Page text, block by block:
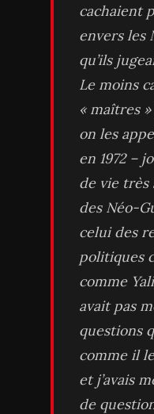
cachaient
envers les
qu’ils
Le moins
« maîtres
on les
en 1972 –
de vie très
des Néo-
celui des
politiques
comme
avait pas
questions
comme il
et j’avais
de